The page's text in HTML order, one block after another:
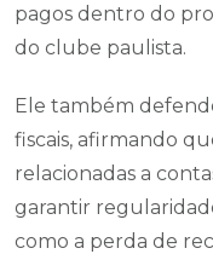
pagos dentro do
do clube paulista.
Ele também
fiscais, afirmando
relacionadas a
garantir
como a perda de